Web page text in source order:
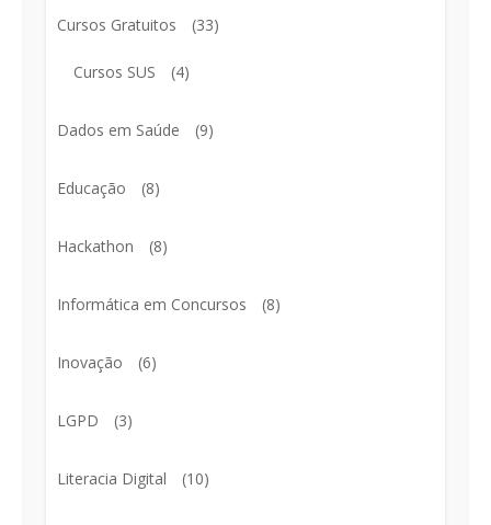
Cursos Gratuitos (33)
Cursos SUS (4)
Dados em Saúde (9)
Educação (8)
Hackathon (8)
Informática em Concursos (8)
Inovação (6)
LGPD (3)
Literacia Digital (10)